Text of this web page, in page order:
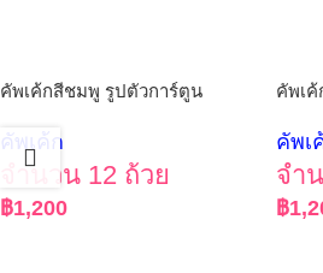
คัพเค้กสีชมพู รูปตัวการ์ตูน
คัพเค้ก
จำนวน 12 ถ้วย
฿1,200
คัพเค้
คัพเ
จำ
฿